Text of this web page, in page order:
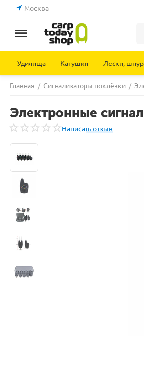
Москва
Удилища Катушки Лески,
Главная / Сигнализаторы поклёвки /
Электронные
Написать отзыв